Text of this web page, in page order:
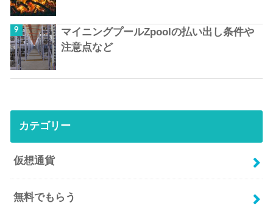
マイニングプールZpoolの払い出し条件や
注意点など
カテゴリー
仮想通貨
無料でもらう